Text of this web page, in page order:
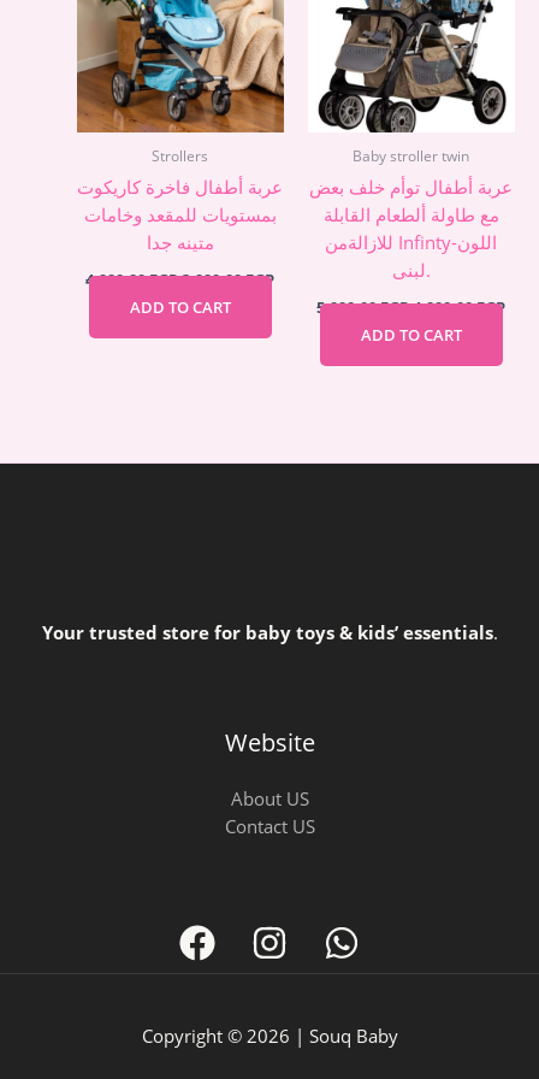
Strollers
عربة أطفال فاخرة كاريكوت
بمستويات للمقعد وخامات
متينه جدا
4.990,00EGP3.990,00EGP
ADD TO CART
Baby stroller twin
عربة أطفال توأم خلف بعض
مع طاولة ألطعام القابلة
للازالةمن Infinty-اللون
لبنى.
5.990,00EGP4.990,00EGP
ADD TO CART
Your trusted store for baby toys & kids’ essentials.
Website
About US
Contact US
Copyright © 2026 | Souq Baby